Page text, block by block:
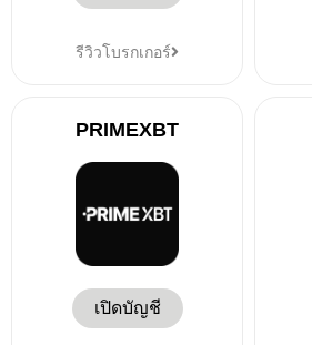
รีวิวโบรกเกอร์
PRIMEXBT
เปิดบัญชี